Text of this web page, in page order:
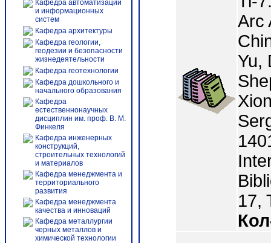
Кафедра автоматизации
и информационных
систем
Кафедра архитектуры
Кафедра геологии,
геодезии и безопасности
жизнедеятельности
Кафедра геотехнологии
Кафедра дошкольного и
начального образования
Кафедра
естественнонаучных
дисциплин им. проф. В. М.
Финкеля
Кафедра инженерных
конструкций,
строительных технологий
и материалов
Кафедра менеджмента и
территориального
развития
Кафедра менеджмента
качества и инноваций
Кафедра металлургии
черных металлов и
химической технологии
Arc
Yu,
17,